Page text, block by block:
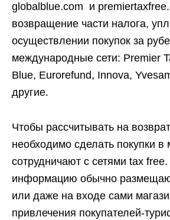
globalblue.com и
возвращение части налога,
осуществлении покупок за
международные сети: Premier
Blue, Eurorefund, Innova,
другие.
Чтобы рассчитывать на
необходимо сделать покупки в
сотрудничают с сетями tax
информацию обычно
или даже на входе сами
привлечения покупателей-